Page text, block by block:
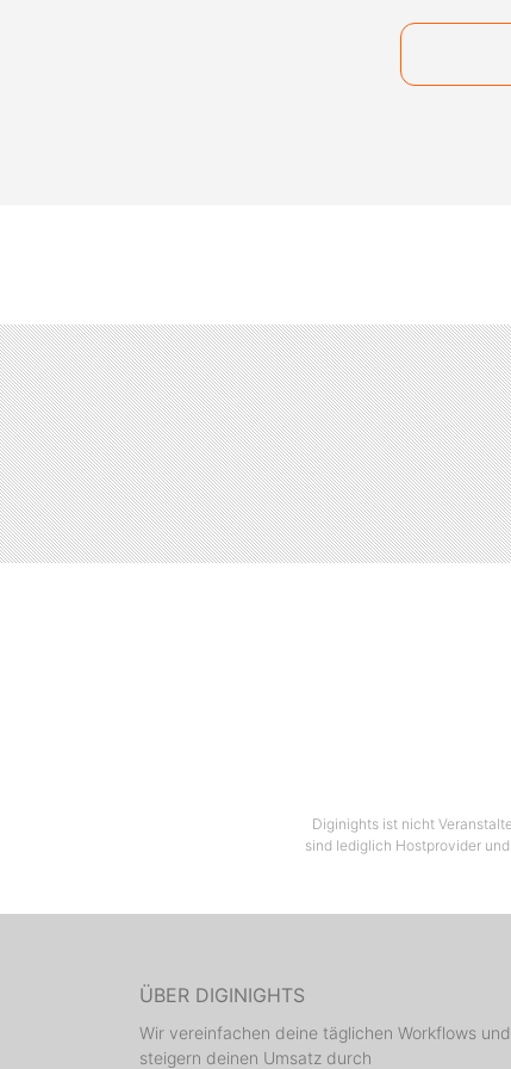
Diginights ist nicht
sind lediglich Hostprovider
ÜBER DIGINIGHTS
Wir vereinfachen deine täglichen Workflows und
steigern deinen Umsatz durch